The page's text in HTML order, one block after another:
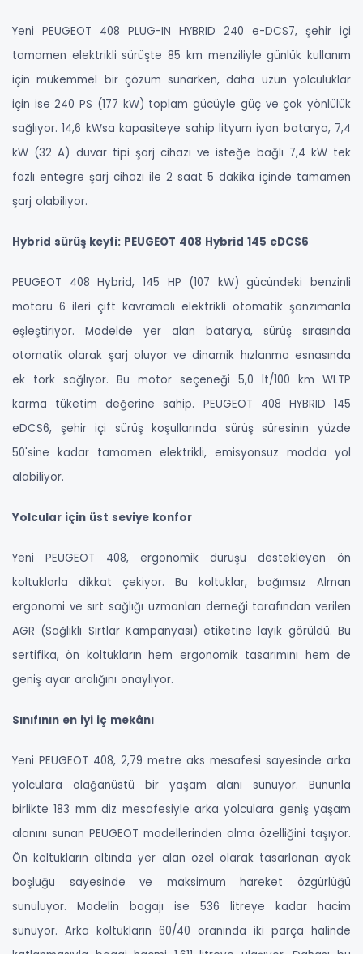
Yeni PEUGEOT 408 PLUG-IN HYBRID 240 e-DCS7, şehir içi
tamamen elektrikli sürüşte 85 km menziliyle günlük kullanım
için mükemmel bir çözüm sunarken, daha uzun yolculuklar
için ise 240 PS (177 kW) toplam gücüyle güç ve çok yönlülük
sağlıyor. 14,6 kWsa kapasiteye sahip lityum iyon batarya, 7,4
kW (32 A) duvar tipi şarj cihazı ve isteğe bağlı 7,4 kW tek
fazlı entegre şarj cihazı ile 2 saat 5 dakika içinde tamamen
şarj olabiliyor.
Hybrid sürüş keyfi: PEUGEOT 408 Hybrid 145 eDCS6
PEUGEOT 408 Hybrid, 145 HP (107 kW) gücündeki benzinli
motoru 6 ileri çift kavramalı elektrikli otomatik şanzımanla
eşleştiriyor. Modelde yer alan batarya, sürüş sırasında
otomatik olarak şarj oluyor ve dinamik hızlanma esnasında
ek tork sağlıyor. Bu motor seçeneği 5,0 lt/100 km WLTP
karma tüketim değerine sahip. PEUGEOT 408 HYBRID 145
eDCS6, şehir içi sürüş koşullarında sürüş süresinin yüzde
50'sine kadar tamamen elektrikli, emisyonsuz modda yol
alabiliyor.
Yolcular için üst seviye konfor
Yeni PEUGEOT 408, ergonomik duruşu destekleyen ön
koltuklarla dikkat çekiyor. Bu koltuklar, bağımsız Alman
ergonomi ve sırt sağlığı uzmanları derneği tarafından verilen
AGR (Sağlıklı Sırtlar Kampanyası) etiketine layık görüldü. Bu
sertifika, ön koltukların hem ergonomik tasarımını hem de
geniş ayar aralığını onaylıyor.
Sınıfının en iyi iç mekânı
Yeni PEUGEOT 408, 2,79 metre aks mesafesi sayesinde arka
yolculara olağanüstü bir yaşam alanı sunuyor. Bununla
birlikte 183 mm diz mesafesiyle arka yolculara geniş yaşam
alanını sunan PEUGEOT modellerinden olma özelliğini taşıyor.
Ön koltukların altında yer alan özel olarak tasarlanan ayak
boşluğu sayesinde ve maksimum hareket özgürlüğü
sunuluyor. Modelin bagajı ise 536 litreye kadar hacim
sunuyor. Arka koltukların 60/40 oranında iki parça halinde